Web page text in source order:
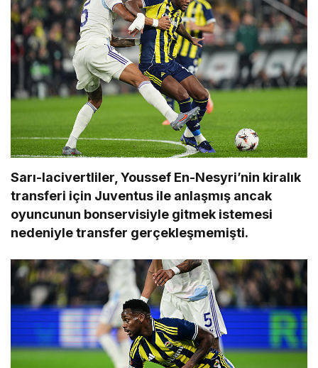
Sarı-lacivertliler, Youssef En-Nesyri’nin kiralık
transferi için Juventus ile anlaşmış ancak
oyuncunun bonservisiyle gitmek istemesi
nedeniyle transfer gerçekleşmemişti.